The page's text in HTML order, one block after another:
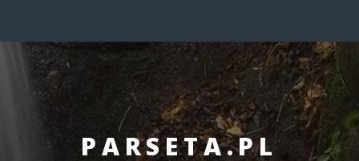
PARSETA.PL